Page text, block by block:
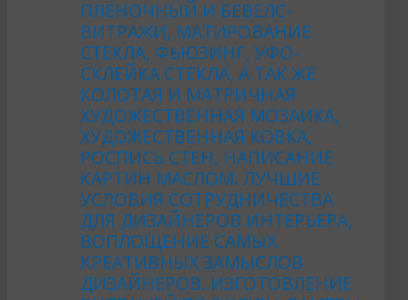
ПЛЁНОЧНЫЙ И БЕВЕЛС-
ВИТРАЖИ, МАТИРОВАНИЕ
СТЕКЛА, ФЬЮЗИНГ, УФО-
СКЛЕЙКА СТЕКЛА, А ТАК ЖЕ
КОЛОТАЯ И МАТРИЧНАЯ
ХУДОЖЕСТВЕННАЯ МОЗАИКА,
ХУДОЖЕСТВЕННАЯ КОВКА,
РОСПИСЬ СТЕН, НАПИСАНИЕ
КАРТИН МАСЛОМ. ЛУЧШИЕ
УСЛОВИЯ СОТРУДНИЧЕСТВА
ДЛЯ ДИЗАЙНЕРОВ ИНТЕРЬЕРА,
ВОПЛОЩЕНИЕ САМЫХ
КРЕАТИВНЫХ ЗАМЫСЛОВ
ДИЗАЙНЕРОВ. ИЗГОТОВЛЕНИЕ